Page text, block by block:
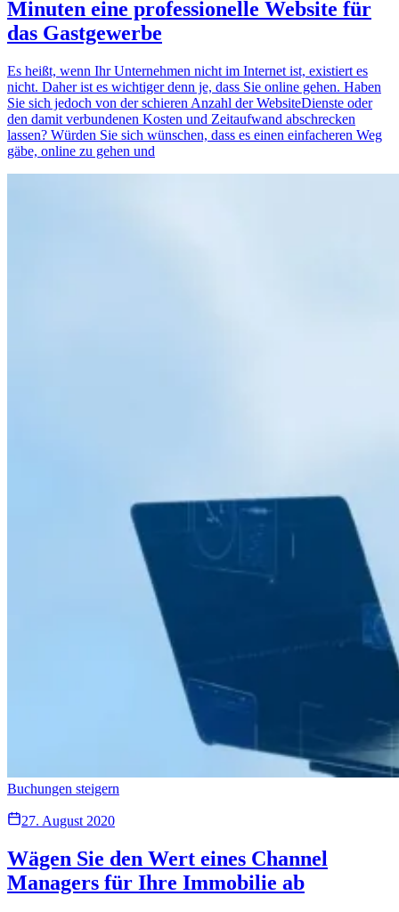
Minuten eine professionelle Website für
das Gastgewerbe
Es heißt, wenn Ihr Unternehmen nicht im Internet ist, existiert es
nicht. Daher ist es wichtiger denn je, dass Sie online gehen. Haben
Sie sich jedoch von der schieren Anzahl der WebsiteDienste oder
den damit verbundenen Kosten und Zeitaufwand abschrecken
lassen? Würden Sie sich wünschen, dass es einen einfacheren Weg
gäbe, online zu gehen und
Buchungen steigern
27. August 2020
Wägen Sie den Wert eines Channel
Managers für Ihre Immobilie ab